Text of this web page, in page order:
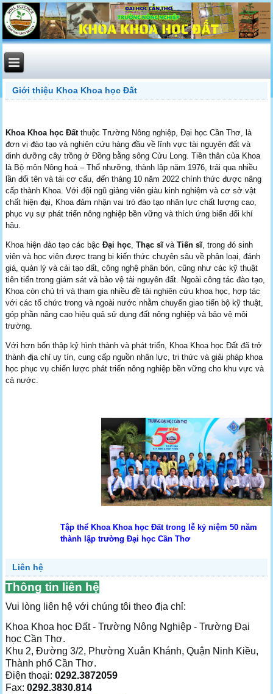
Giới thiệu Khoa Khoa học Đất
Khoa Khoa học Đất thuộc Trường Nông nghiệp, Đại học Cần Thơ, là
đơn vị đào tạo và nghiên cứu hàng đầu về lĩnh vực tài nguyên đất và
dinh dưỡng cây trồng ở Đồng bằng sông Cửu Long. Tiền thân của Khoa
là Bộ môn Nông hoá – Thổ nhưỡng, thành lập năm 1976, trải qua nhiều
lần đổi tên và tái cơ cấu, đến tháng 10 năm 2022 chính thức được nâng
cấp thành Khoa. Với đội ngũ giảng viên giàu kinh nghiệm và cơ sở vật
chất hiện đại, Khoa đảm nhận vai trò đào tạo nhân lực chất lượng cao,
phục vụ sự phát triển nông nghiệp bền vững và thích ứng biến đổi khí
hậu.
Khoa hiện đào tạo các bậcĐại học ,Thạc sĩvàTiến sĩ, trong đó sinh
viên và học viên được trang bị kiến thức chuyên sâu về phân loại, đánh
giá, quản lý và cải tạo đất, công nghệ phân bón, cũng như các kỹ thuật
tiên tiến trong giám sát và bảo vệ tài nguyên đất. Ngoài công tác đào tạo,
Khoa còn chủ trì và tham gia nhiều đề tài nghiên cứu khoa học, hợp tác
với các tổ chức trong và ngoài nước nhằm chuyển giao tiến bộ kỹ thuật,
góp phần nâng cao hiệu quả sử dụng đất nông nghiệp và bảo vệ môi
trường.
Với hơn bốn thập kỷ hình thành và phát triển, Khoa Khoa học Đất đã trở
thành địa chỉ uy tín, cung cấp nguồn nhân lực, tri thức và giải pháp khoa
học phục vụ chiến lược phát triển nông nghiệp bền vững cho khu vực và
cả nước.
Tập thể Khoa Khoa học Đất trong lễ kỷ niệm 50 năm
thành lập trường Đại học Cần Thơ
Liên hệ
Thông tin liên hệ
Vui lòng liên hệ với chúng tôi theo địa chỉ:
Khoa Khoa học Đất - Trường Nông Nghiệp - Trường Đại
học Cần Thơ.
Khu 2, Đường 3/2, Phường Xuân Khánh, Quận Ninh Kiều,
Thành phố Cần Thơ.
Điện thoại:0292.3872059
Fax:0292.3830.814